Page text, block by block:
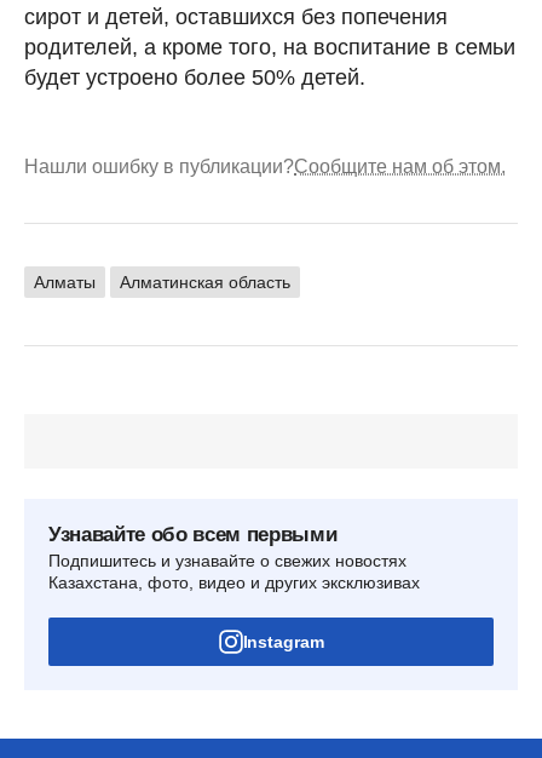
сирот и детей, оставшихся без попечения
родителей, а кроме того, на воспитание в семьи
будет устроено более 50% детей.
Нашли ошибку в публикации?Сообщите нам об этом.
Алматы Алматинская область
Узнавайте обо всем первыми
Подпишитесь и узнавайте о свежих новостях
Казахстана, фото, видео и других эксклюзивах
Instagram